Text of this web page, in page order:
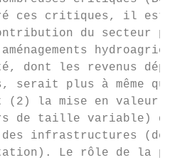
ces critiques, il est
du secteur
dont les revenus
serait plus à même que
(2) la mise en valeur
de taille variable)
infrastructures
Le rôle de la